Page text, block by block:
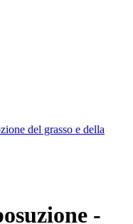
del grasso e della
-